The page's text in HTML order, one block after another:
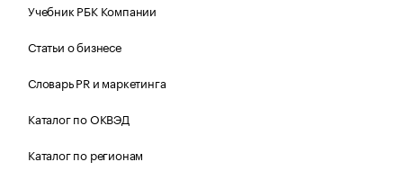
Учебник РБК Компании
Статьи о бизнесе
Словарь PR и маркетинга
Каталог по ОКВЭД
Каталог по регионам